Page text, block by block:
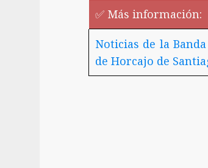
✅ Más información:
Noticias de la
de Horcajo de